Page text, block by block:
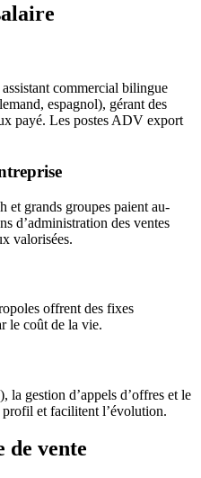
commercial bilingue
espagnol), gérant des
payé. Les postes ADV export
et grands groupes paient au-
d’administration des ventes
valorisées.
offrent des fixes
le coût de la vie.
gestion d’appels d’offres et le
et facilitent l’évolution.
de vente